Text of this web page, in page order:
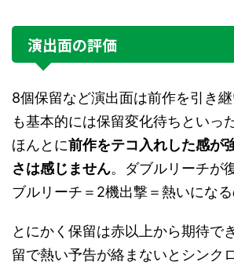
演出面の評価
8個保留など演出面は前作を引き
も基本的には保留変化待ちといっ
ほんとに前作をテコ入れした感が
さは感じません。ダブルリーチが
ブルリーチ＝2機出撃＝熱いになる
とにかく保留は赤以上から期待で
留で熱い予告が絡まないとシンク